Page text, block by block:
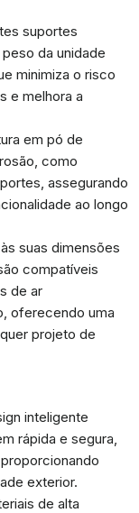
suportes
da unidade
minimiza o risco
e melhora a
em pó de
como
assegurando
ao longo
suas dimensões
compatíveis
de ar
oferecendo uma
projeto de
inteligente
rápida e segura,
exterior.
de alta